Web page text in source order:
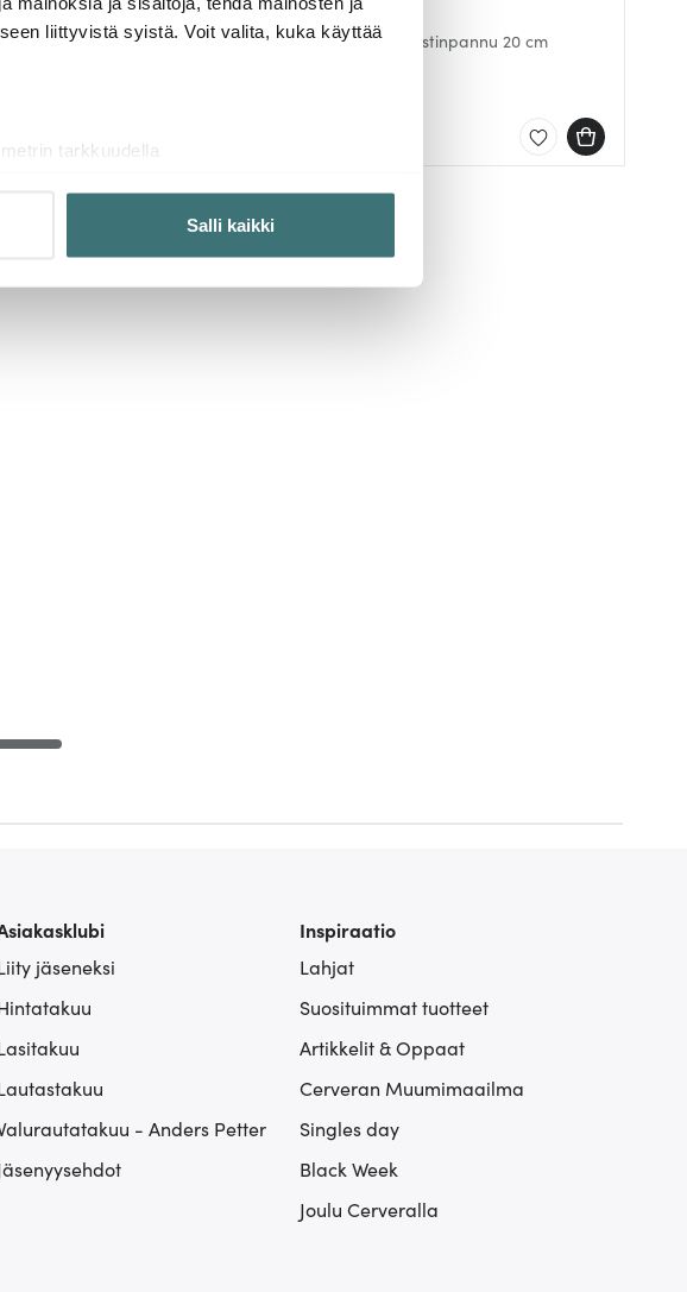
liittyvistä syistä. Voit valita, kuka käyttää
tarkkuudella
yhdistää näitä tietoja muihin tietoihin, joita
Salli kaikki
Paistinpannu 24 cm
Heirol
Cerasafe Triply Paistinpannu 20 cm
jäseneksi
- Anders Petter
Inspiraatio
Lahjat
Suosituimmat tuotteet
Artikkelit & Oppaat
Cerveran Muumimaailma
Singles day
Black Week
Joulu Cerveralla